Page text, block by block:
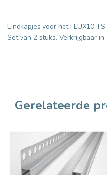
Eindkapjes voor het FLUX10
Set van 2 stuks. Verkrijgbaar in
Gerelateerde